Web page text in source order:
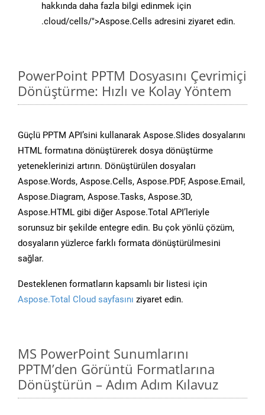
hakkında daha fazla bilgi edinmek için
.cloud/cells/">Aspose.Cells adresini ziyaret edin.
PowerPoint PPTM Dosyasını Çevrimiçi
Dönüştürme: Hızlı ve Kolay Yöntem
Güçlü PPTM API’sini kullanarak Aspose.Slides dosyalarını
HTML formatına dönüştürerek dosya dönüştürme
yeteneklerinizi artırın. Dönüştürülen dosyaları
Aspose.Words, Aspose.Cells, Aspose.PDF, Aspose.Email,
Aspose.Diagram, Aspose.Tasks, Aspose.3D,
Aspose.HTML gibi diğer Aspose.Total API’leriyle
sorunsuz bir şekilde entegre edin. Bu çok yönlü çözüm,
dosyaların yüzlerce farklı formata dönüştürülmesini
sağlar.
Desteklenen formatların kapsamlı bir listesi için
Aspose.Total Cloud sayfasını ziyaret edin.
MS PowerPoint Sunumlarını
PPTM’den Görüntü Formatlarına
Dönüştürün – Adım Adım Kılavuz